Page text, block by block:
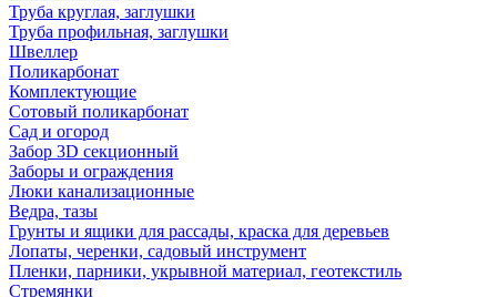
Труба круглая, заглушки
Труба профильная, заглушки
Швеллер
Поликарбонат
Комплектующие
Сотовый поликарбонат
Сад и огород
Забор 3D секционный
Заборы и ограждения
Люки канализационные
Ведра, тазы
Грунты и ящики для рассады, краска для деревьев
Лопаты, черенки, садовый инструмент
Пленки, парники, укрывной материал, геотекстиль
Стремянки